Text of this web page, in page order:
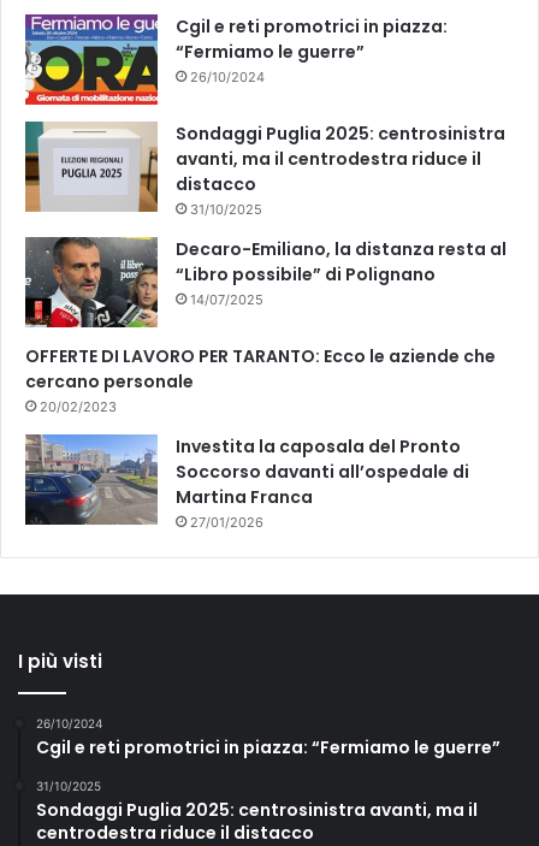
k
Cgil e reti promotrici in piazza:
“Fermiamo le guerre”
26/10/2024
Sondaggi Puglia 2025: centrosinistra
avanti, ma il centrodestra riduce il
distacco
31/10/2025
Decaro-Emiliano, la distanza resta al
“Libro possibile” di Polignano
14/07/2025
OFFERTE DI LAVORO PER TARANTO: Ecco le aziende che
cercano personale
20/02/2023
Investita la caposala del Pronto
Soccorso davanti all’ospedale di
Martina Franca
27/01/2026
I più visti
26/10/2024
Cgil e reti promotrici in piazza: “Fermiamo le guerre”
31/10/2025
Sondaggi Puglia 2025: centrosinistra avanti, ma il
centrodestra riduce il distacco